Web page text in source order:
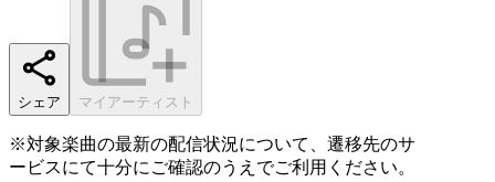
シェア マイアーティスト
※対象楽曲の最新の配信状況について、遷移先のサ
ービスにて十分にご確認のうえでご利用ください。